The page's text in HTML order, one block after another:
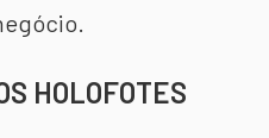
HOLOFOTES